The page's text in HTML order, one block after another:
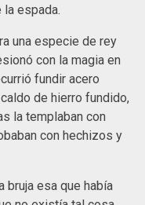
espada.
una especie de rey
con la magia en
fundir acero
de hierro fundido,
la templaban con
con hechizos y
bruja esa que había